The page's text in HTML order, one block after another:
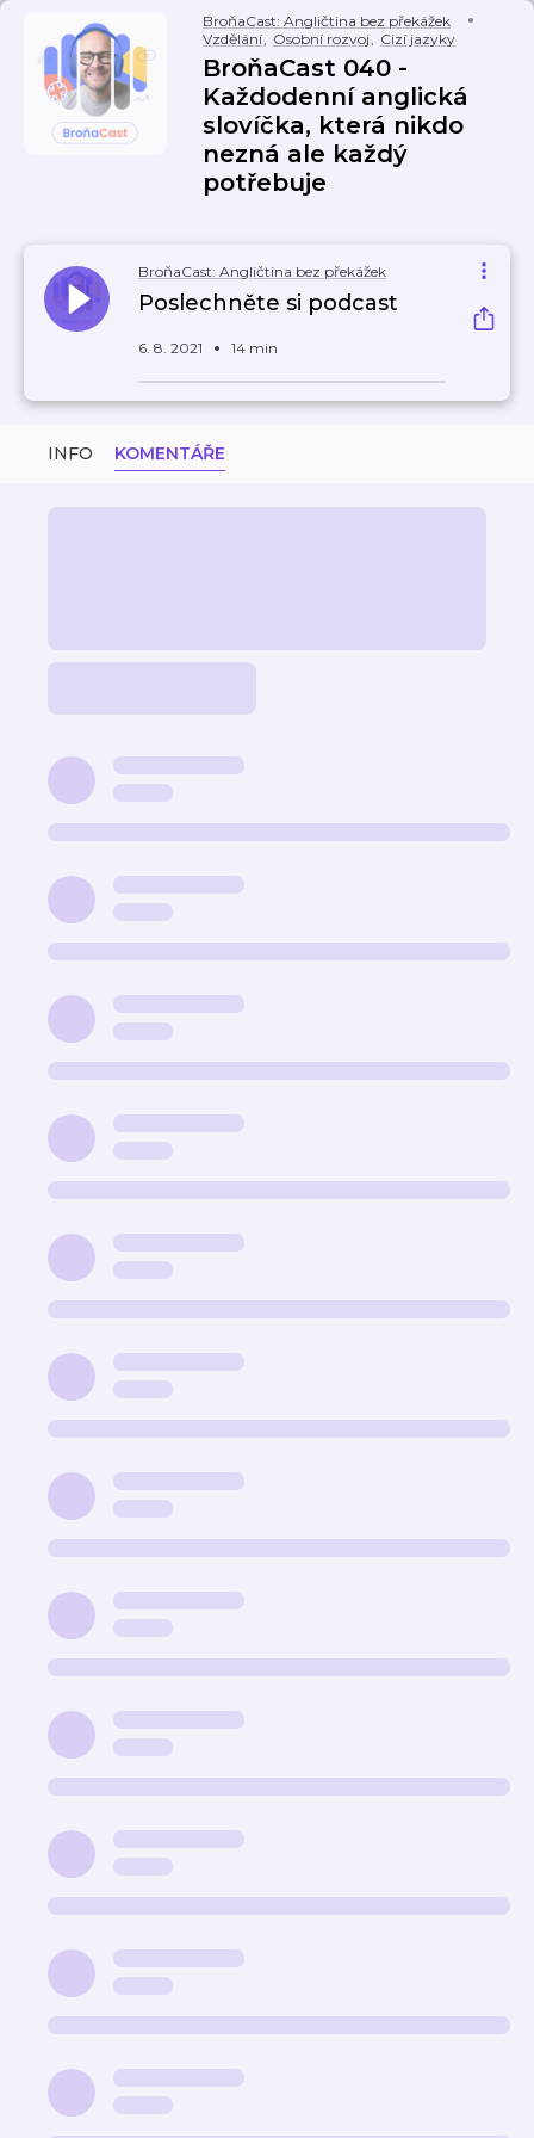
BroňaCast: Angličtina bez překážek
Vzdělání, Osobní rozvoj, Cizí jazyky
BroňaCast 040 -
Každodenní anglická
slovíčka, která nikdo
nezná ale každý
potřebuje
BroňaCast: Angličtina bez překážek
Poslechněte si podcast
6. 8. 2021 14 min
INFO KOMENTÁŘE